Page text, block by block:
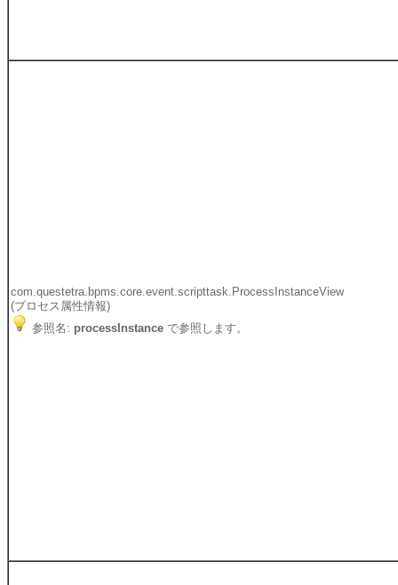
com.questetra.bpms.core.event.scripttask.ProcessInstanceView
(プロセス属性情報)
参照名: processInstance で参照します。